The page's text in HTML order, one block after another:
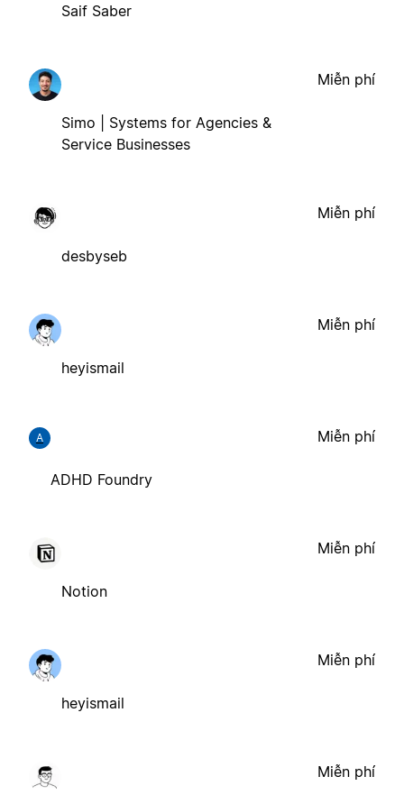
Saif Saber
Simo | Systems for Agencies &
Service Businesses
Miễn phí
desbyseb
Miễn phí
heyismail
Miễn phí
A
ADHD Foundry
Miễn phí
Notion
Miễn phí
heyismail
Miễn phí
Miễn phí